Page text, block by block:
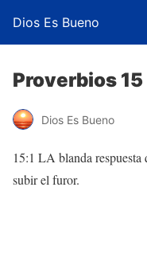
Dios Es Bueno
Proverbios 15
Dios Es Bueno
15:1 LA blanda respuesta
subir el furor.